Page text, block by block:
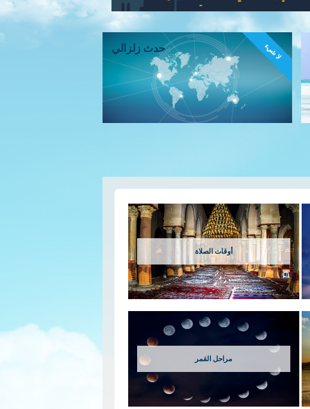
حدث زلزالي لا شيء
أوقات الصلاة
مراحل القمر